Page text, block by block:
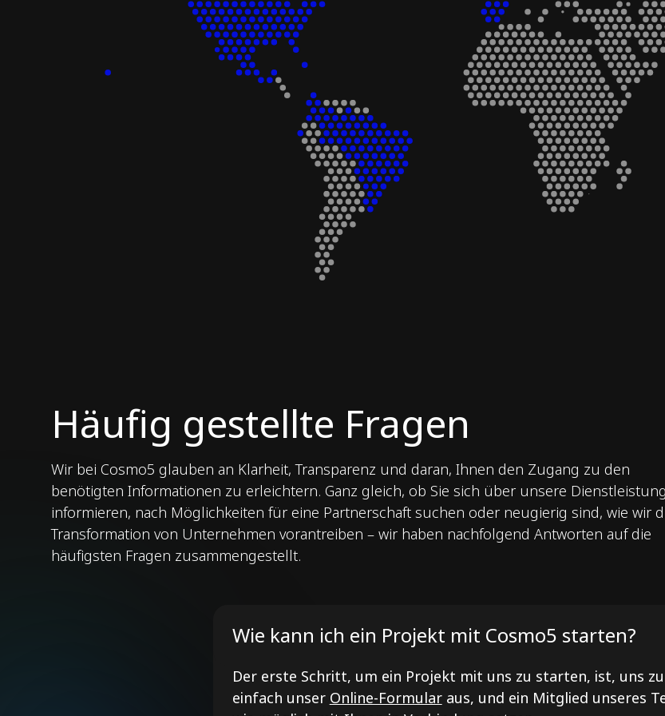
Häufig gestellte Fragen
Wir bei Cosmo5 glauben an Klarheit, Transparenz und daran, Ihnen den Zugang zu den
benötigten Informationen zu erleichtern. Ganz gleich, ob Sie sich über unsere
informieren, nach Möglichkeiten für eine Partnerschaft suchen oder neugierig sind, wie wir
Transformation von Unternehmen vorantreiben – wir haben nachfolgend Antworten auf die
häufigsten Fragen zusammengestellt.
Wie kann ich ein Projekt mit Cosmo5 starten?
Der erste Schritt, um ein Projekt mit uns zu starten, ist, uns
einfach unser Online-Formularaus, und ein Mitglied unseres